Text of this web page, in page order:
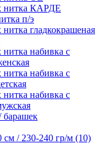
нитка КАРДЕ
п/э
гладкокрашеная
набивка с
набивка с
набивка с
барашек
см / 230-240 гр/м (10)